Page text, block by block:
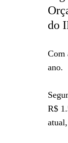
do
Com
ano.
R$